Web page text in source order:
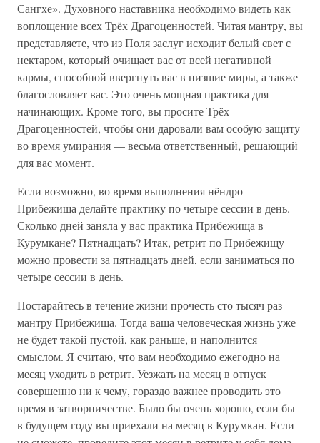
Сангхе». Духовного наставника необходимо видеть как
воплощение всех Трёх Драгоценностей. Читая мантру, вы
представляете, что из Поля заслуг исходит белый свет с
нектаром, который очищает вас от всей негативной
кармы, способной ввергнуть вас в низшие миры, а также
благословляет вас. Это очень мощная практика для
начинающих. Кроме того, вы просите Трёх
Драгоценностей, чтобы они даровали вам особую защиту
во время умирания — весьма ответственный, решающий
для вас момент.
Если возможно, во время выполнения нёндро
Прибежища делайте практику по четыре сессии в день.
Сколько дней заняла у вас практика Прибежища в
Курумкане? Пятнадцать? Итак, ретрит по Прибежищу
можно провести за пятнадцать дней, если заниматься по
четыре сессии в день.
Постарайтесь в течение жизни прочесть сто тысяч раз
мантру Прибежища. Тогда ваша человеческая жизнь уже
не будет такой пустой, как раньше, и наполнится
смыслом. Я считаю, что вам необходимо ежегодно на
месяц уходить в ретрит. Уезжать на месяц в отпуск
совершенно ни к чему, гораздо важнее проводить это
время в затворничестве. Было бы очень хорошо, если бы
в будущем году вы приехали на месяц в Курумкан. Если